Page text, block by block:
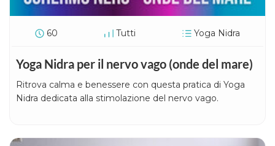
60 Tutti Yoga Nidra
Yoga Nidra per il nervo vago (onde del mare)
Ritrova calma e benessere con questa pratica di Yoga
Nidra dedicata alla stimolazione del nervo vago.